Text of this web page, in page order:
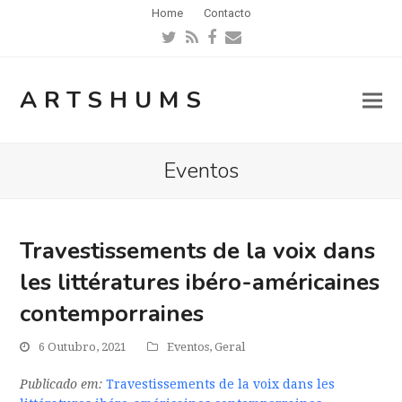
Home Contacto
Twitter
RSSFacebook
Email
ARTSHUMS
Eventos
Travestissements de la voix dans
les littératures ibéro-américaines
contemporraines
6 Outubro, 2021 Eventos,Geral
Publicado em: Travestissements de la voix dans les